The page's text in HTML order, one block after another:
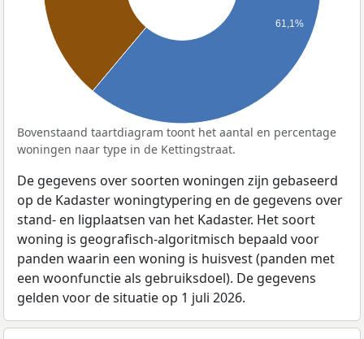
61,1%
Bovenstaand taartdiagram toont het aantal en percentage
woningen naar type in de Kettingstraat.
De gegevens over soorten woningen zijn gebaseerd
op de Kadaster woningtypering en de gegevens over
stand- en ligplaatsen van het Kadaster. Het soort
woning is geografisch-algoritmisch bepaald voor
panden waarin een woning is huisvest (panden met
een woonfunctie als gebruiksdoel). De gegevens
gelden voor de situatie op 1 juli 2026.